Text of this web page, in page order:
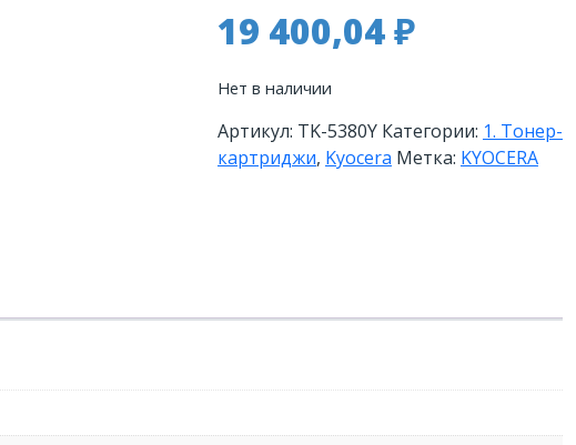
19 400,04₽
Нет в наличии
Артикул: TK-5380Y Категории: 1. Тонер-
картриджи, Kyocera Метка: KYOCERA